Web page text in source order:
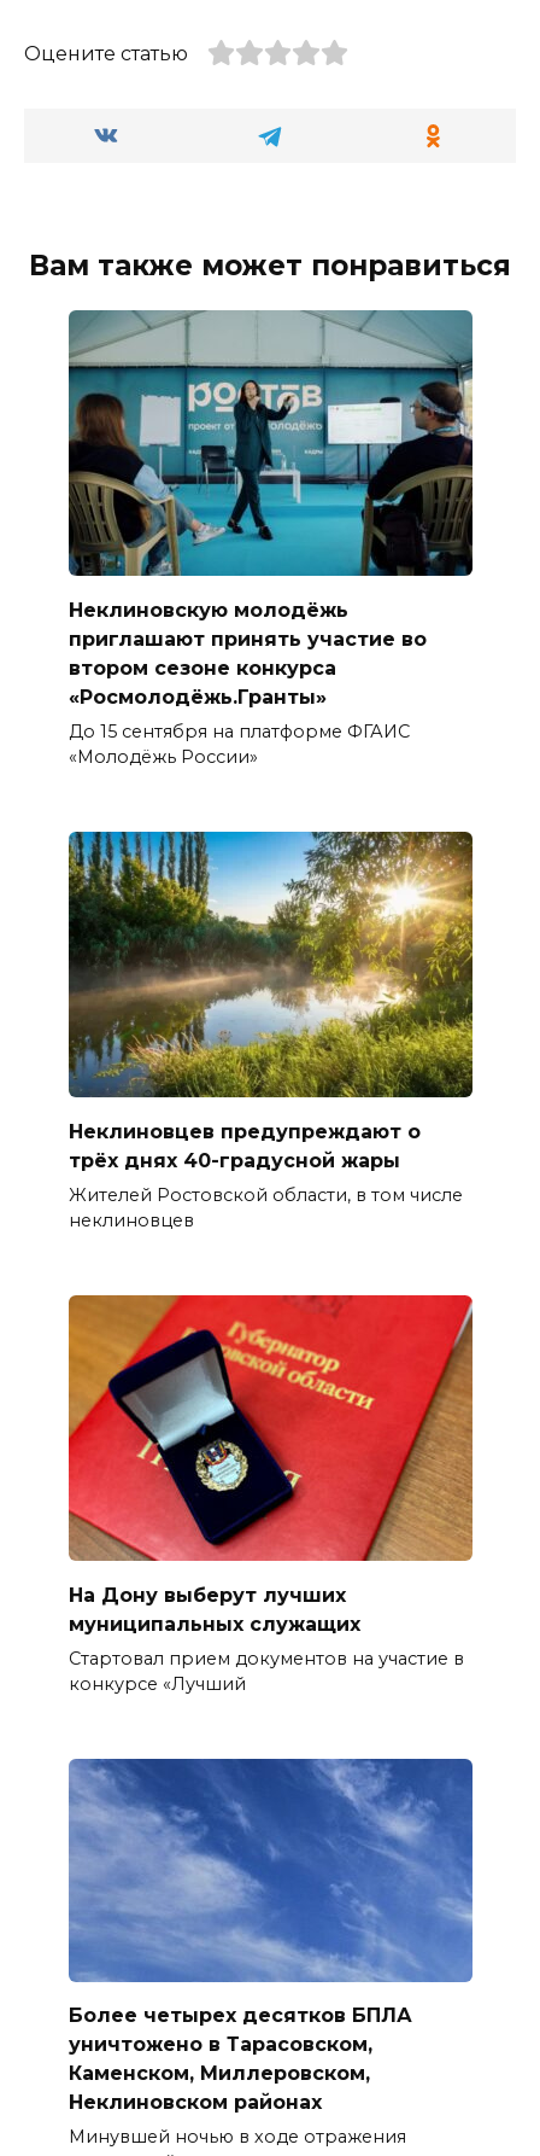
Оцените статью
Вам также может понравиться
Неклиновскую молодёжь
приглашают принять участие во
втором сезоне конкурса
«Росмолодёжь.Гранты»
До 15 сентября на платформе ФГАИС
«Молодёжь России»
Неклиновцев предупреждают о
трёх днях 40-градусной жары
Жителей Ростовской области, в том числе
неклиновцев
На Дону выберут лучших
муниципальных служащих
Стартовал прием документов на участие в
конкурсе «Лучший
Более четырех десятков БПЛА
уничтожено в Тарасовском,
Каменском, Миллеровском,
Неклиновском районах
Минувшей ночью в ходе отражения